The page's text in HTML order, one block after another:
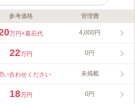
文教地区に佇む、江戸時代から続く歴史ある
しました。一般墓地はもちろん、樹木葬や
と共に眠れる区画、棚型の納骨堂「旅立ち」
ス停や駅から徒歩圏内とアクセスも良好で
リーの平面設計で、高級石張仕上げや充実し
たでも快適にお参りいただけます。宗旨宗派
れていません。
参考価格 管理費
万円+墓石代 4,000円
22万円 0円
い合わせください 未掲載
18万円 0円